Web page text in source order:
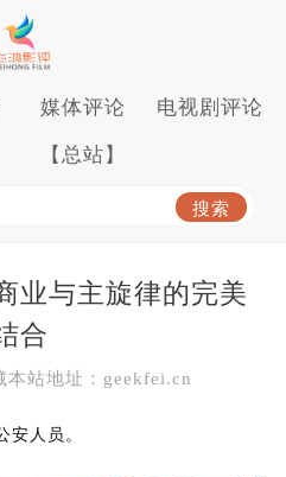
媒体评论 电视剧评论
【总站】
业与主旋律的完美
合
本站地址：geekfei.cn
安人员。